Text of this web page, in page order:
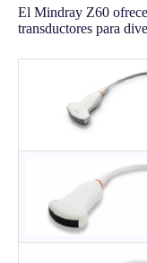
El Mindray Z60
transductores para